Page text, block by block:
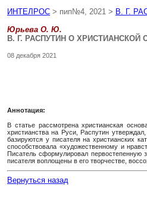
ИНТЕЛРОС > пип№4, 2021 > В. Г.
Юрьева О. Ю.
В. Г. РАСПУТИН О ХРИСТИАНСКОЙ
08 декабря 2021
Аннотация:
В статье рассмотрена христианская
христианства на Руси, Распутин
базируются у писателя на христианских
способствовала «художественному и
Писатель сформулировал первостепенную
писателя воплощены в его творчестве,
Вернуться назад